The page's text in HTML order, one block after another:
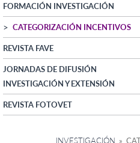
FORMACIÓN INVESTIGACIÓN
CATEGORIZACIÓN INCENTIVOS
REVISTA FAVE
JORNADAS DE DIFUSIÓN
INVESTIGACIÓN Y EXTENSIÓN
REVISTA FOTOVET
INVESTIGACIÓN »